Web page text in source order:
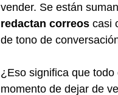
vender. Se están
redactan correos casi
de tono de
¿Eso significa que
momento de dejar de